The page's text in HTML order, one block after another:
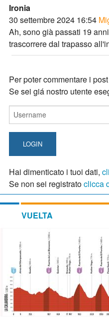
Ironia
30 settembre 2024 16:54
Ah, sono già passati 19
trascorrere dal trapasso
Per poter commentare i
Se sei giá nostro utente
LOGIN
Hai dimenticato i tuoi dati,
Se non sei registratoclicca
VUELTA